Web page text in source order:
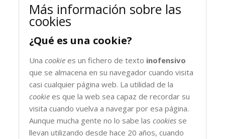
Más información sobre las
cookies
¿Qué es una cookie?
Unacookie es un fichero de texto inofensivo
que se almacena en su navegador cuando visita
casi cualquier página web. La utilidad de la
cookie es que la web sea capaz de recordar su
visita cuando vuelva a navegar por esa página.
Aunque mucha gente no lo sabe lascookies se
llevan utilizando desde hace 20 años, cuando